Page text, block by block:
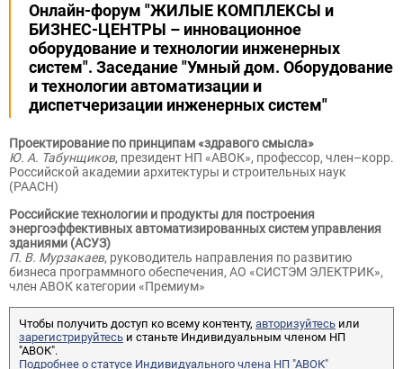
Онлайн-форум "ЖИЛЫЕ КОМПЛЕКСЫ и
БИЗНЕС-ЦЕНТРЫ – инновационное
оборудование и технологии инженерных
систем". Заседание "Умный дом. Оборудование
и технологии автоматизации и
диспетчеризации инженерных систем"
Проектирование по принципам «здравого смысла»
Ю. А. Табунщиков, президент НП «АВОК», профессор, член–корр.
Российской академии архитектуры и строительных наук
(РААСН)
Российские технологии и продукты для построения
энергоэффективных автоматизированных систем управления
зданиями (АСУЗ)
П. В. Мурзакаев, руководитель направления по развитию
бизнеса программного обеспечения, АО «СИСТЭМ ЭЛЕКТРИК»,
член АВОК категории «Премиум»
Чтобы получить доступ ко всему контенту, авторизуйтесь или
зарегистрируйтесь и станьте Индивидуальным членом НП
"АВОК".
Подробнее о статусе Индивидуального члена НП "АВОК"